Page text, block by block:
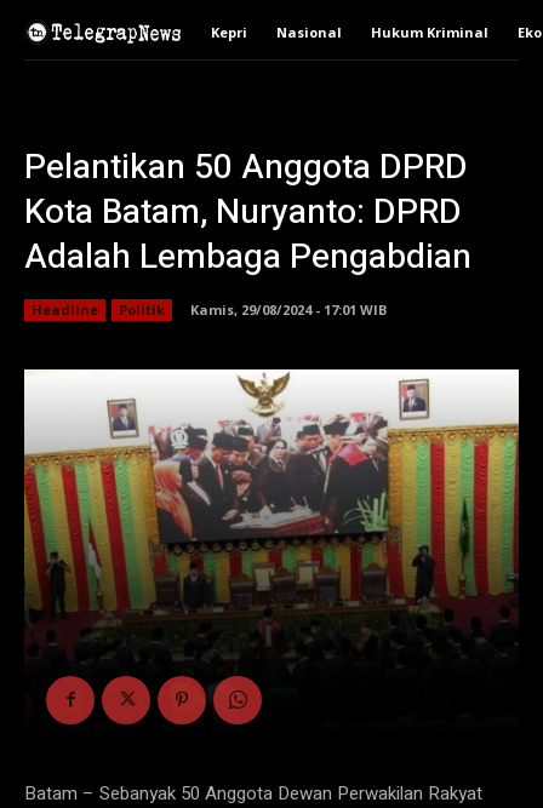
Kepri Nasional Hukum Kriminal
Pelantikan 50 Anggota DPRD
Kota Batam, Nuryanto: DPRD
Adalah Lembaga Pengabdian
Headline Politik Kamis, 29/08/2024 - 17:01 WIB
Batam – Sebanyak 50 Anggota Dewan Perwakilan Rakyat